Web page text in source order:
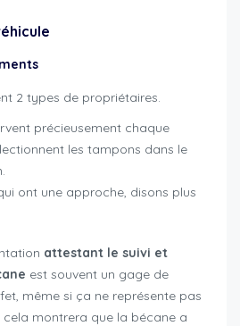
2 types de propriétaires.
précieusement chaque
les tampons dans le
ont une approche, disons plus
attestant le suivi et
est souvent un gage de
même si ça ne représente pas
montrera que la bécane a